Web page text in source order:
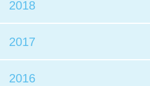
2018
2017
2016